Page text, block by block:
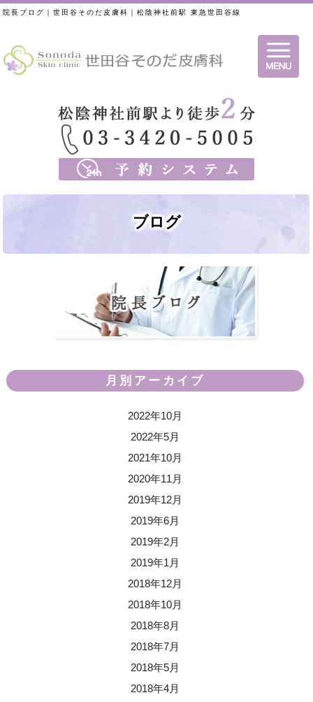
院長ブログ｜世田谷そのだ皮膚科｜松陰神社前駅 東急世田谷線
ブログ
月別アーカイブ
2022年10月
2022年5月
2021年10月
2020年11月
2019年12月
2019年6月
2019年2月
2019年1月
2018年12月
2018年10月
2018年8月
2018年7月
2018年5月
2018年4月